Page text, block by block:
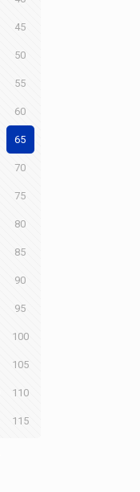
45
50
55
60
65
70
75
80
85
90
95
100
105
110
115